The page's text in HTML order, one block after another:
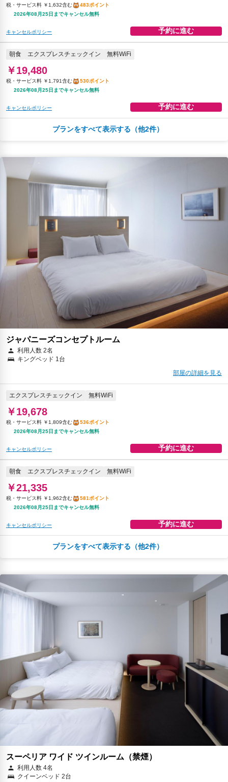
税・サービス料 ￥1,632含む
483ポイント
2026年08月25日までキャンセル無料
キャンセルポリシー 予約に進む
朝食 エクスプレスチェックイン 無料WiFi
￥19,480
税・サービス料 ￥1,791含む
530ポイント
2026年08月25日までキャンセル無料
キャンセルポリシー 予約に進む
エクスプレスチェックイン 無料WiFi
税・サービス料 ￥6,017含む
859ポイント
キャンセルポリシー
￥36,991
税・サービス料 ￥6,420含む
2026年08月23日までキャンセル無料
キャンセルポリシー
プランをすべて表示する（他2件）
ジャパニーズコンセプトルーム
利用人数 2名
キングベッド 1台
部屋の詳細を見る
エクスプレスチェックイン 無料WiFi
￥19,678
税・サービス料 ￥1,809含む
536ポイント
2026年08月25日までキャンセル無料
キャンセルポリシー 予約に進む
朝食 エクスプレスチェックイン 無料WiFi
￥21,335
税・サービス料 ￥1,962含む
581ポイント
2026年08月25日までキャンセル無料
キャンセルポリシー 予約に進む
エクスプレスチェックイン 無料WiFi
税・サービス料 ￥6,467含む
923ポイント
キャンセルポリシー 予約に進む
エクスプレスチェックイン
税・サービス料 ￥6,854含む
2026年08月23日までキャンセル無料
キャンセルポリシー 予約に進む
プランをすべて表示する（他2件）
スーペリア ワイド ツインルーム（禁煙）
利用人数 4名
クイーンベッド 2台